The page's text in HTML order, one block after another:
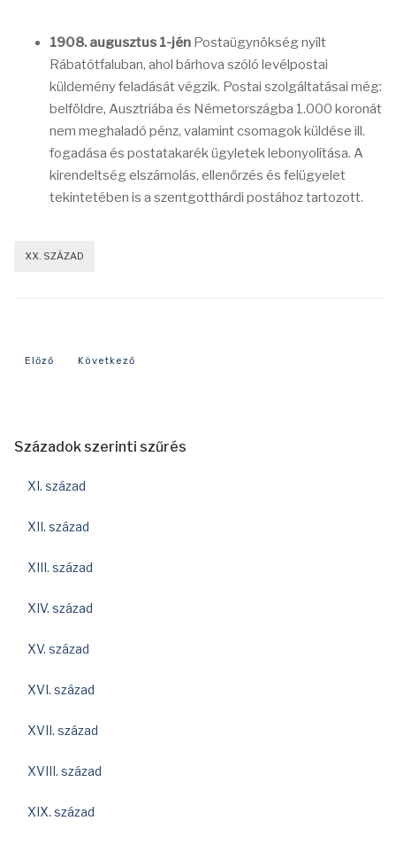
1908. augusztus 1-jén Postaügynökség nyílt
Rábatótfaluban, ahol bárhova szóló levélpostai
küldemény feladását végzik. Postai szolgáltatásai még:
belföldre, Ausztriába és Németországba 1.000 koronát
nem meghaladó pénz, valamint csomagok küldése ill.
fogadása és postatakarék ügyletek lebonyolítása. A
kirendeltség elszámolás, ellenőrzés és felügyelet
tekintetében is a szentgotthárdi postához tartozott.
XX. SZÁZAD
Előző cikk: 1913-as év eseményei
Előző Következő cikk: 1903-as év eseményei
Következő
Századok szerinti szűrés
XI. század
XII. század
XIII. század
XIV. század
XV. század
XVI. század
XVII. század
XVIII. század
XIX. század